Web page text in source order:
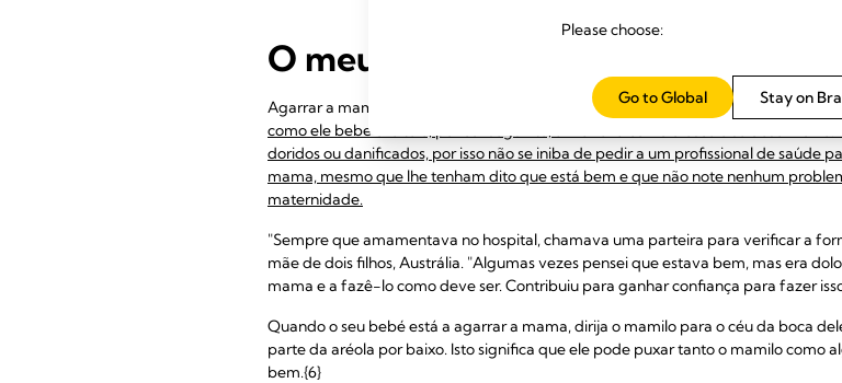
O meu bebé está a agarrar a mama
Agarrar a mama bem é crucial para o bom início da amamentação,{6} pois a forma
como ele bebe o leite e, por conseguinte, a maneira como cresce e se
doridos ou danificados, por isso não se iniba de pedir a um profissional de saúde
mama, mesmo que lhe tenham dito que está bem e que não note nenhum
maternidade.
"Sempre que amamentava no hospital, chamava uma parteira para verificar a
mãe de dois filhos, Austrália. "Algumas vezes pensei que estava bem, mas era
mama e a fazê-lo como deve ser. Contribuiu para ganhar confiança para fazer
Quando o seu bebé está a agarrar a mama, dirija o mamilo para o céu da boca
parte da aréola por baixo. Isto significa que ele pode puxar tanto o mamilo
bem.{6}
Please choose:
Stay on
Go to Global